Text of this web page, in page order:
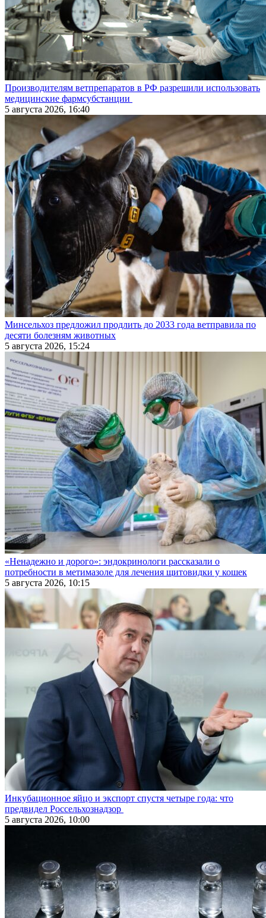
Производителям ветпрепаратов в РФ разрешили использовать
медицинские фармсубстанции
5 августа 2026, 16:40
Минсельхоз предложил продлить до 2033 года ветправила по
десяти болезням животных
5 августа 2026, 15:24
«Ненадежно и дорого»: эндокринологи рассказали о
потребности в метимазоле для лечения щитовидки у кошек
5 августа 2026, 10:15
Инкубационное яйцо и экспорт спустя четыре года: что
предвидел Россельхознадзор
5 августа 2026, 10:00